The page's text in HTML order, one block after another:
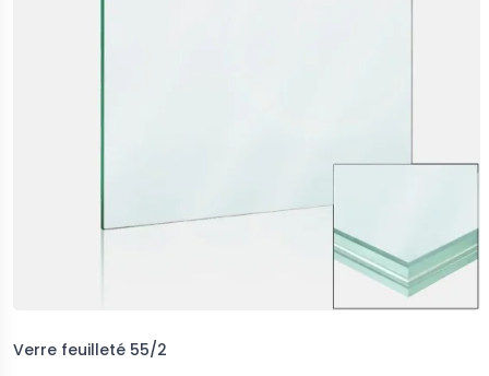
Verre feuilleté 55/2